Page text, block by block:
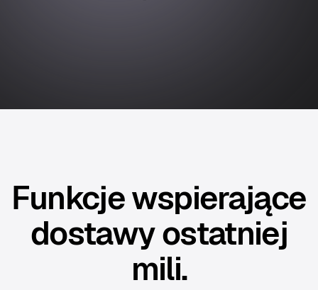
Funkcje wspierające
dostawy ostatniej
mili.